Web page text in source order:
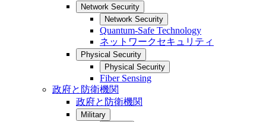
Network Security
Network Security
Quantum-Safe Technology
ネットワークセキュリティ
Physical Security
Physical Security
Fiber Sensing
政府と防衛機関
政府と防衛機関
Military